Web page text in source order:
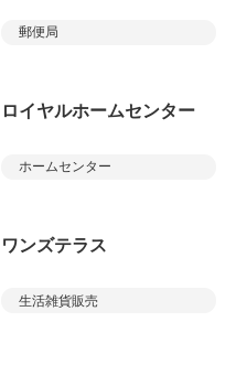
郵便局
ロイヤルホームセンター
ホームセンター
ワンズテラス
生活雑貨販売